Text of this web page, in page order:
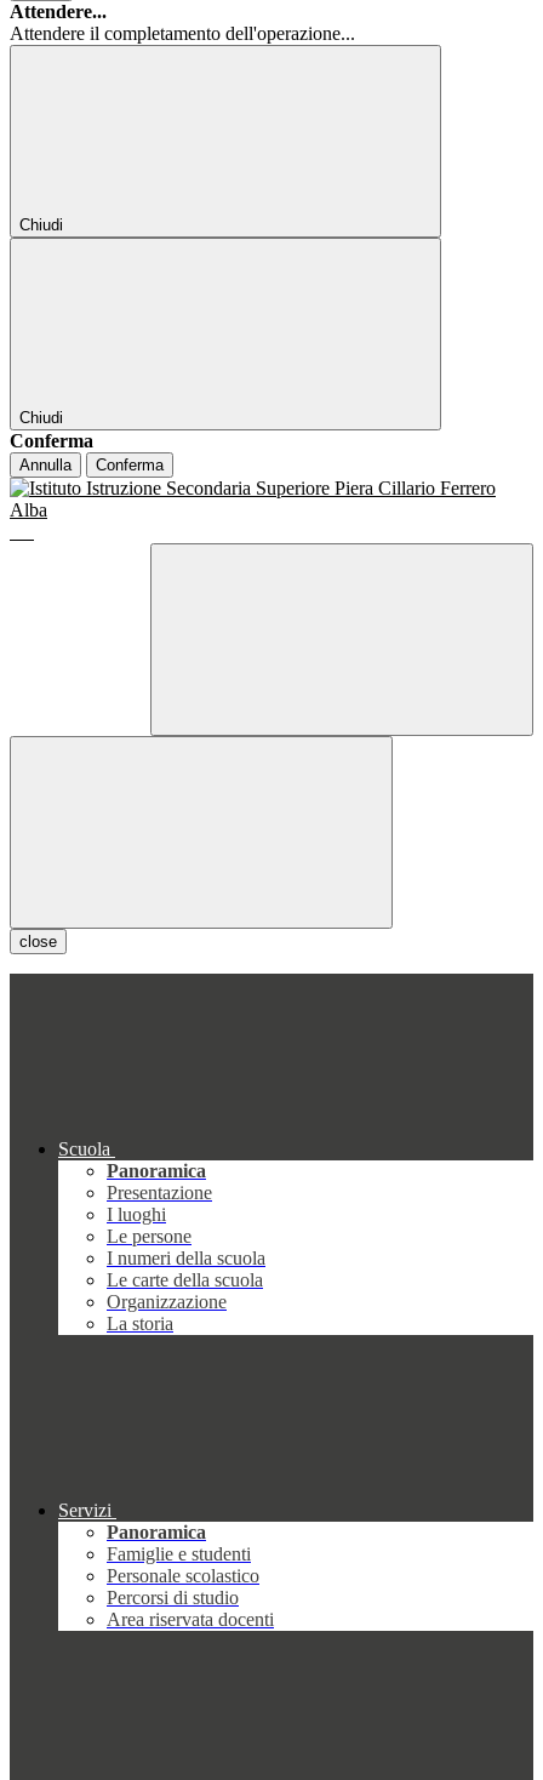
Attendere...
Attendere il completamento dell'operazione...
Chiudi
Chiudi
Conferma
Annulla Conferma
close
Scuola
Panoramica
Presentazione
I luoghi
Le persone
I numeri della scuola
Le carte della scuola
Organizzazione
La storia
Servizi
Panoramica
Famiglie e studenti
Personale scolastico
Percorsi di studio
Area riservata docenti